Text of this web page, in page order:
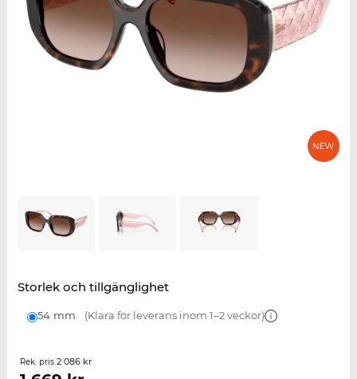
Storlek och tillgänglighet
54 mm (Klara för leverans inom 1–2 veckor)
Rek. pris 2 086 kr